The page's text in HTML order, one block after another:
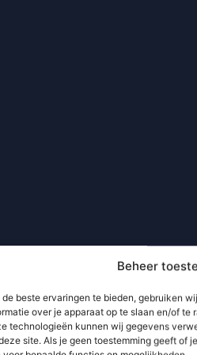
Beheer
de beste ervaringen te bieden, gebruiken
over je apparaat op te slaan en/of te
technologieën kunnen wij gegevens
site. Als je geen toestemming geeft of